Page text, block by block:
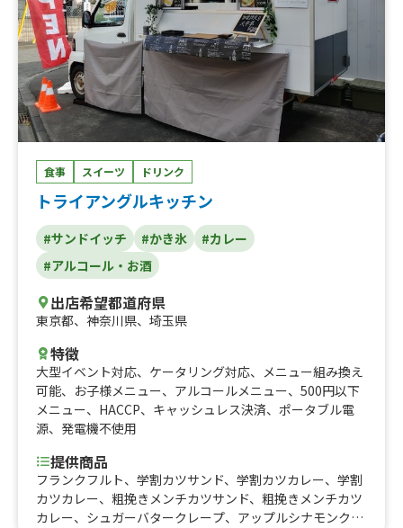
食事 スイーツ ドリンク
トライアングルキッチン
#サンドイッチ #かき氷
#カレー
#アルコール・お酒
出店希望都道府県
東京都、 神奈川県、 埼玉県
特徴
大型イベント対応、 ケータリング対応、 メニュー組み換え
可能、 お子様メニュー、 アルコールメニュー、 500円以下
メニュー、 HACCP、 キャッシュレス決済、 ポータブル電
源、 発電機不使用
提供商品
フランクフルト、学割カツサンド、学割カツカレー、学割
カツカレー、粗挽きメンチカツサンド、粗挽きメンチカツ
カレー、シュガーバタークレープ、アップルシナモンクレ